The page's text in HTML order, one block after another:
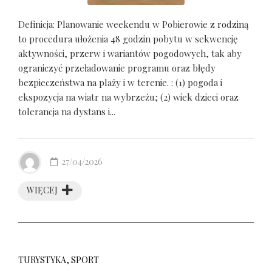
Definicja: Planowanie weekendu w Pobierowie z rodziną
to procedura ułożenia 48 godzin pobytu w sekwencję
aktywności, przerw i wariantów pogodowych, tak aby
ograniczyć przeładowanie programu oraz błędy
bezpieczeństwa na plaży i w terenie. : (1) pogoda i
ekspozycja na wiatr na wybrzeżu; (2) wiek dzieci oraz
tolerancja na dystans i...
WIĘCEJ
27/04/2026
TURYSTYKA, SPORT